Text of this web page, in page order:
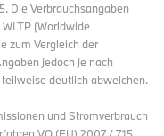
Die Verbrauchsangaben
(Worldwide
zum Vergleich der
jedoch je nach
deutlich abweichen.
und Stromverbrauch